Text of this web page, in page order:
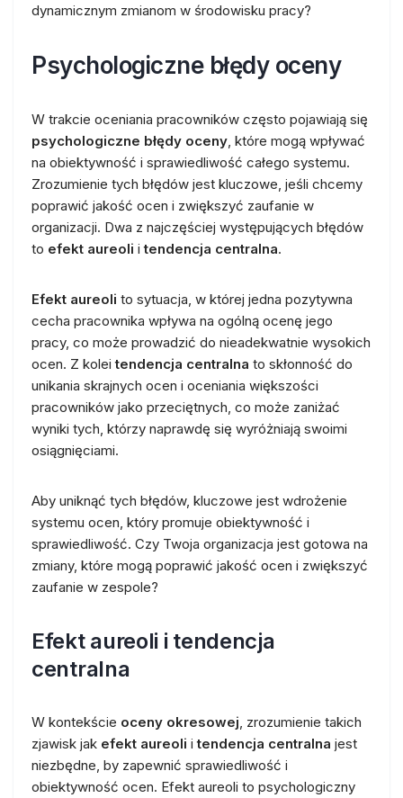
dynamicznym zmianom w środowisku pracy?
Psychologiczne błędy oceny
W trakcie oceniania pracowników często pojawiają się
psychologiczne błędy oceny, które mogą wpływać
na obiektywność i sprawiedliwość całego systemu.
Zrozumienie tych błędów jest kluczowe, jeśli chcemy
poprawić jakość ocen i zwiększyć zaufanie w
organizacji. Dwa z najczęściej występujących błędów
to efekt aureoli itendencja centralna.
Efekt aureoli to sytuacja, w której jedna pozytywna
cecha pracownika wpływa na ogólną ocenę jego
pracy, co może prowadzić do nieadekwatnie wysokich
ocen. Z koleitendencja centralna to skłonność do
unikania skrajnych ocen i oceniania większości
pracowników jako przeciętnych, co może zaniżać
wyniki tych, którzy naprawdę się wyróżniają swoimi
osiągnięciami.
Aby uniknąć tych błędów, kluczowe jest wdrożenie
systemu ocen, który promuje obiektywność i
sprawiedliwość. Czy Twoja organizacja jest gotowa na
zmiany, które mogą poprawić jakość ocen i zwiększyć
zaufanie w zespole?
Efekt aureoli i tendencja
centralna
W kontekście oceny okresowej, zrozumienie takich
zjawisk jak efekt aureoli itendencja centralna jest
niezbędne, by zapewnić sprawiedliwość i
obiektywność ocen. Efekt aureoli to psychologiczny